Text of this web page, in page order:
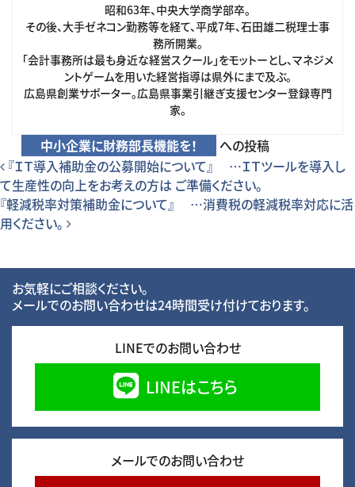
昭和63年、中央大学商学部卒。
その後、大手ゼネコン勤務等を経て、平成7年、石田雄二税理士事
務所開業。
「会計事務所は最も身近な経営スクール」をモットーとし、マネジメ
ントゲームを用いた経営指導は県外にまで及ぶ。
広島県創業サポーター。広島県事業引継ぎ支援センター登録専門
家。
中小企業に財務部長機能を！ への投稿
投稿ナビゲーション
『ＩＴ導入補助金の公募開始について』 …ＩＴツールを導入し
て生産性の向上をお考えの方は ご準備ください。
『軽減税率対策補助金について』 …消費税の軽減税率対応に活
用ください。
お気軽にご相談ください。
メールでのお問い合わせは24時間受け付けております。
LINEでのお問い合わせ
LINEはこちら
メールでのお問い合わせ